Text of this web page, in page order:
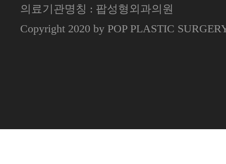
의료기관명칭 : 팝성형외과의원
Copyright 2020 by POP PLASTIC